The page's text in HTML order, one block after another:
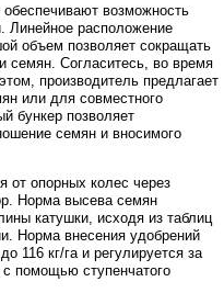
возможность
Линейное расположение
объем позволяет сокращать
семян. Согласитесь, во время
производитель предлагает
или для совместного
бункер позволяет
семян и вносимого
от опорных колес через
Норма высева семян
катушки, исходя из таблиц
Норма внесения удобрений
116 кг/га и регулируется за
помощью ступенчатого